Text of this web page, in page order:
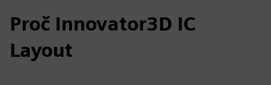
Proč Innovator3D IC
Layout